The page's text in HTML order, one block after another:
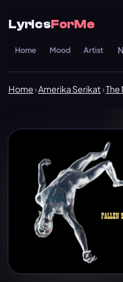
LyricsForMe
Home Mood Artist
Home›Amerika Serikat›